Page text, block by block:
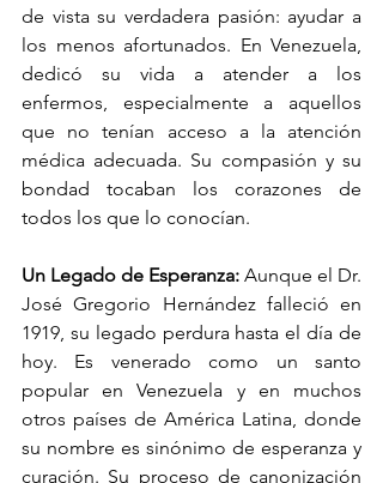
de vista su verdadera pasión: ayudar a
los menos afortunados. En Venezuela,
dedicó su vida a atender a los
enfermos, especialmente a aquellos
que no tenían acceso a la atención
médica adecuada. Su compasión y su
bondad tocaban los corazones de
todos los que lo conocían.
Un Legado de Esperanza: Aunque el Dr.
José Gregorio Hernández falleció en
1919, su legado perdura hasta el día de
hoy. Es venerado como un santo
popular en Venezuela y en muchos
otros países de América Latina, donde
su nombre es sinónimo de esperanza y
curación. Su proceso de canonización